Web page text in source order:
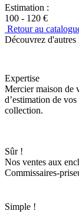
Estimation :
100 - 120 €
Retour au
Découvrez d'autres
Expertise
Mercier maison de
d’estimation de
collection.
Sûr !
Nos ventes aux
Commissaires-
Simple !